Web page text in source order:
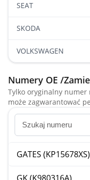
SEAT
SKODA
VOLKSWAGEN
Numery OE /
Tylko oryginalny numer
może zagwarantować
GATES (KP15678XS)